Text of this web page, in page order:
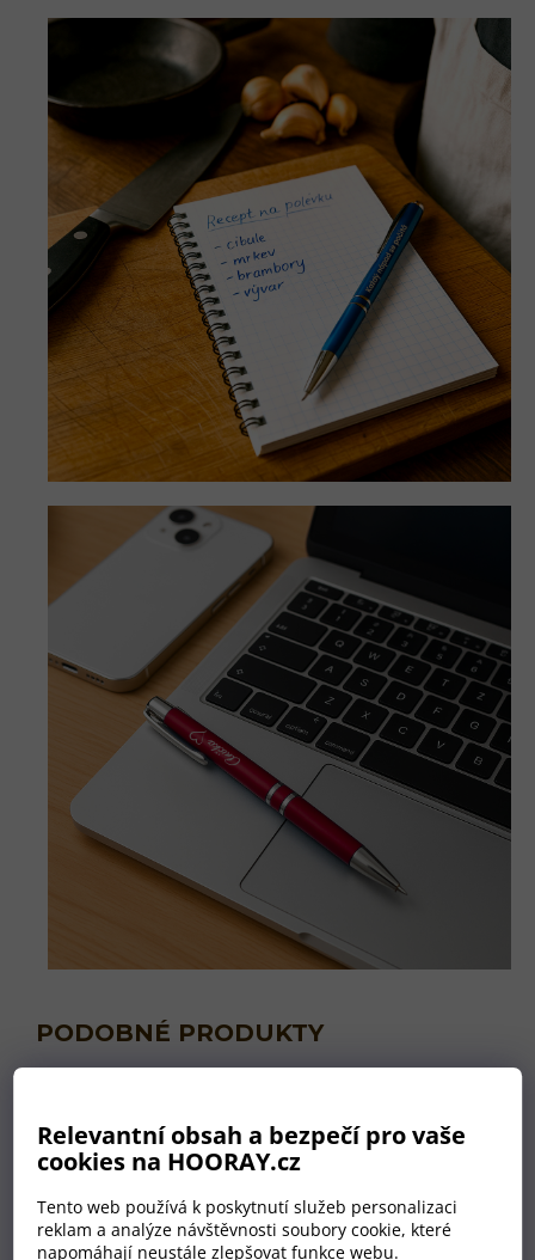
Relevantní obsah a bezpečí pro vaše
cookies na HOORAY.cz
Tento web používá k poskytnutí služeb personalizaci
reklam a analýze návštěvnosti soubory cookie, které
napomáhají neustále zlepšovat funkce webu.